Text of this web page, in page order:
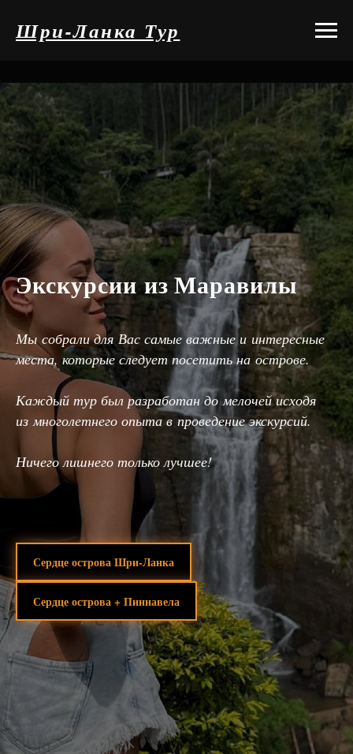
Шри-Ланка Тур
Экскурсии изМаравилы
Мы собрали для Вас самые важные и интересные
места, которые следует посетить на острове.
Каждый тур был разработан до мелочей исходя
из многолетнего опыта в проведение экскурсий.
Ничего лишнего только лучшее!
Сердце острова Шри-Ланка
Сердце острова + Пиннавела